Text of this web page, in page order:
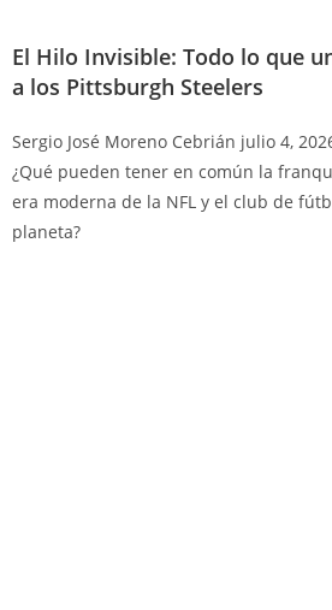
El Hilo Invisible: Todo lo que
a los Pittsburgh Steelers
Sergio José Moreno Cebrián julio 4,
¿Qué pueden tener en común la
era moderna de la NFL y el club de
planeta?